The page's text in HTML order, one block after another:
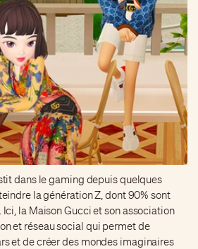
dans le gaming depuis quelques
la génération Z, dont 90% sont
la Maison Gucci et son association
et réseau social qui permet de
et de créer des mondes imaginaires